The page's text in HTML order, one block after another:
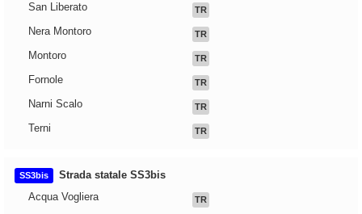
San Liberato TR
Nera Montoro TR
Montoro TR
Fornole TR
Narni Scalo TR
Terni TR
SS3bis
Strada statale SS3bis
Acqua Vogliera
TR